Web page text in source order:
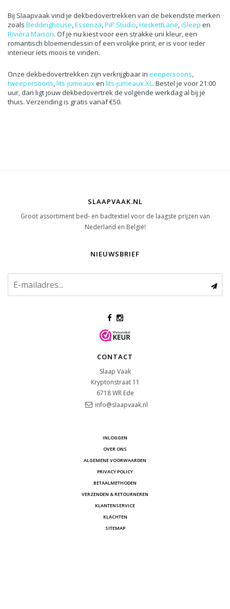
Bij Slaapvaak vind je dekbedovertrekken van de bekendste merken
zoals Beddinghouse,Essenza,PiP Studio,HeckettLane,iSleep en
Rivièra Maison. Of je nu kiest voor een strakke uni kleur, een
romantisch bloemendessin of een vrolijke print, er is voor ieder
interieur iets moois te vinden.
Onze dekbedovertrekken zijn verkrijgbaar in eenpersoons,
tweepersoons,lits-jumeaux en lits-jumeaux XL. Bestel je voor 21:00
uur, dan ligt jouw dekbedovertrek de volgende werkdag al bij je
thuis. Verzending is gratis vanaf €50.
SLAAPVAAK.NL
Groot assortiment bed- en badtextiel voor de laagste prijzen van
Nederland en België!
NIEUWSBRIEF
CONTACT
Slaap Vaak
Kryptonstraat 11
6718 WR Ede
info@slaapvaak.nl
INLOGGEN
OVER ONS
ALGEMENE VOORWAARDEN
PRIVACY POLICY
BETAALMETHODEN
VERZENDEN & RETOURNEREN
KLANTENSERVICE
KLACHTEN
SITEMAP